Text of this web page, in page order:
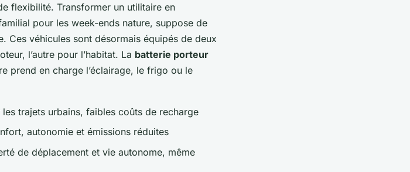
flexibilité. Transformer un utilitaire en
pour les week-ends nature, suppose de
Ces véhicules sont désormais équipés de deux
l’autre pour l’habitat. La batterie porteur
prend en charge l’éclairage, le frigo ou le
trajets urbains, faibles coûts de recharge
autonomie et émissions réduites
de déplacement et vie autonome, même